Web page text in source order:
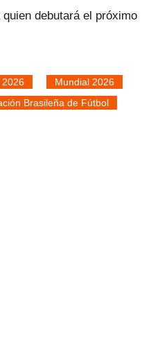
debutará el próximo
2026
Mundial 2026
Brasileña de Fútbol